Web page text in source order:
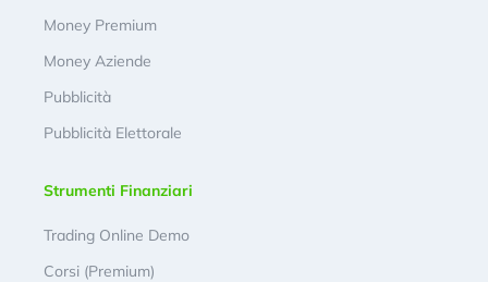
Money Premium
Money Aziende
Pubblicità
Pubblicità Elettorale
Strumenti Finanziari
Trading Online Demo
Corsi (Premium)